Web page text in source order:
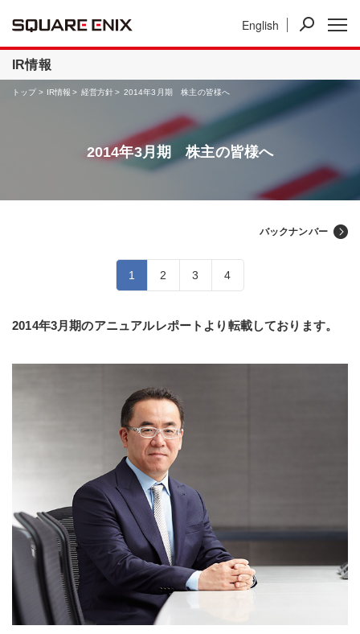
English
IR情報 事業紹介
IR情報
トップ IR情報 経営方針 2014年3月期 株主の皆様へ
2014年3月期 株主の皆様へ
1 2 3 4
バックナンバー
2014年3月期のアニュアルレポートより転載しております。